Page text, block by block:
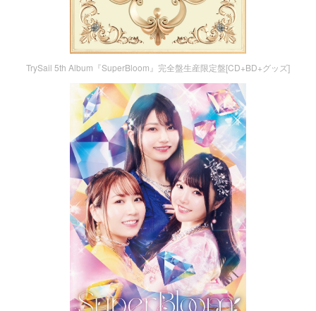
TrySail 5th Album『SuperBloom』完全盤生産限定盤[CD+BD+グッズ]